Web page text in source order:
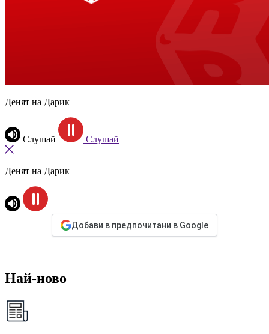
Денят на Дарик
Слушай Слушай
Денят на Дарик
Добави в предпочитани в Google
Най-ново